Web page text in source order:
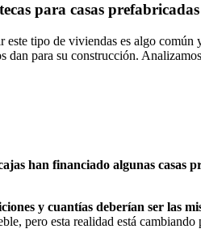
para casas prefabricadas
tipo de viviendas es algo común
dan para su construcción.
han financiado algunas casas
y cuantías deberían ser las
pero esta realidad está cambiando